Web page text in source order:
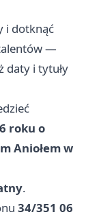
i dotknąć
—
daty i tytuły
roku o
Aniołem w
.
34/351 06